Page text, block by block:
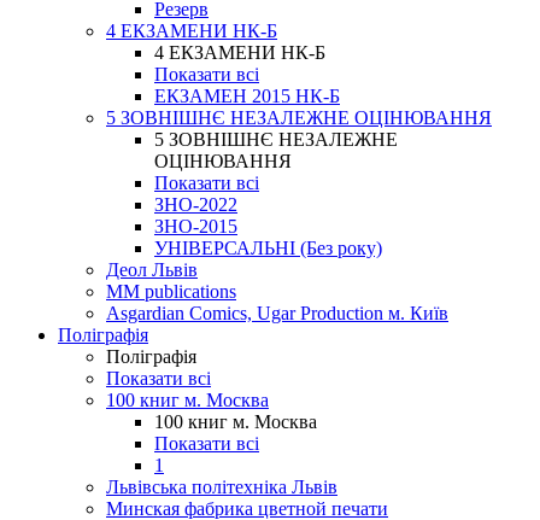
Резерв
4 ЕКЗАМЕНИ НК-Б
4 ЕКЗАМЕНИ НК-Б
Показати всі
ЕКЗАМЕН 2015 НК-Б
5 ЗОВНІШНЄ НЕЗАЛЕЖНЕ ОЦІНЮВАННЯ
5 ЗОВНІШНЄ НЕЗАЛЕЖНЕ
ОЦІНЮВАННЯ
Показати всі
ЗНО-2022
ЗНО-2015
УНІВЕРСАЛЬНІ (Без року)
Деол Львів
MM publications
Asgardian Comics, Ugar Production м. Київ
Поліграфія
Поліграфія
Показати всі
100 книг м. Москва
100 книг м. Москва
Показати всі
1
Львівська політехніка Львів
Минская фабрика цветной печати